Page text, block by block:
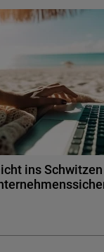
ins